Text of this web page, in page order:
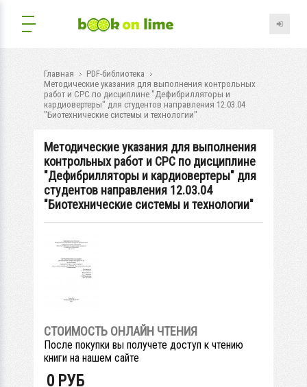
Главная
PDF-библиотека
Методические указания для выполнения контрольных
работ и СРС по дисциплине "Дефибрилляторы и
кардиовертеры" для студентов направления 12.03.04
"Биотехнические системы и технологии"
Методические указания для выполнения
контрольных работ и СРС по дисциплине
"Дефибрилляторы и кардиовертеры" для
студентов направления 12.03.04
"Биотехнические системы и технологии"
СТОИМОСТЬ ОНЛАЙН ЧТЕНИЯ
После покупки вы получете доступ к чтению
книги на нашем сайте
0 РУБ